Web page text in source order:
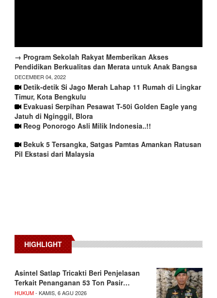
→ Program Sekolah Rakyat Memberikan Akses
Pendidikan Berkualitas dan Merata untuk Anak Bangsa
DECEMBER 04, 2022
Detik-detik Si Jago Merah Lahap 11 Rumah di Lingkar
Timur, Kota Bengkulu
Evakuasi Serpihan Pesawat T-50i Golden Eagle yang
Jatuh di Nginggil, Blora
Reog Ponorogo Asli Milik Indonesia..!!
Bekuk 5 Tersangka, Satgas Pamtas Amankan Ratusan
Pil Ekstasi dari Malaysia
HIGHLIGHT
Asintel Satlap Tricakti Beri Penjelasan
Terkait Penanganan 53 Ton Pasir…
HUKUM- KAMIS, 6 AGU 2026